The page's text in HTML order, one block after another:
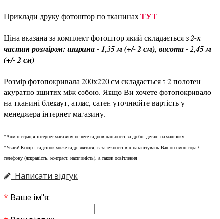
Приклади друку фотоштор по тканинахТУТ
Ціна вказана за комплект фотоштор який складається з2-х
частин розміром: ширина - 1,35 м (+/- 2 см), висота - 2,45 м
(+/- 2 см)
Розмір фотопокривала 200х220 см складається з 2 полотен
акуратно зшитих між собою. Якщо Ви хочете фотопокривало
на тканині блекаут, атлас, сатен уточнюйте вартість у
менеджера інтернет магазину.
*Адміністрація інтернет магазину не несе відповідальності за дрібні деталі на малюнку.
*Увага! Колір і відтінок може відрізнятися, в залежності від налаштувань Вашого монітора /
телефону (яскравість, контраст, насиченість), а також освітлення
Написати відгук
Ваше ім"я: